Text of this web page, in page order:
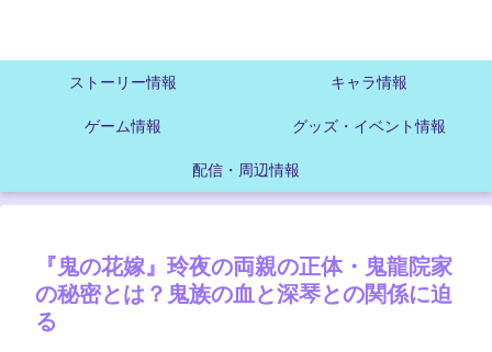
ストーリー情報 キャラ情報
ゲーム情報 グッズ・イベント情報
配信・周辺情報
『鬼の花嫁』玲夜の両親の正体・鬼龍院家
の秘密とは？鬼族の血と深琴との関係に迫
る